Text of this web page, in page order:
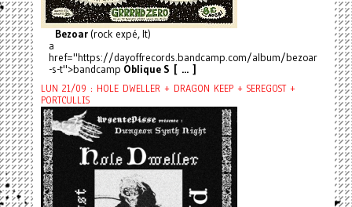
Bezoar(rock expé, It)
a
href="https://dayoffrecords.bandcamp.com/album/bezoar
-s-t">bandcamp Oblique S [ ... ]
LUN 21/09 : HOLE DWELLER + DRAGON KEEP + SEREGOST +
PORTCULLIS